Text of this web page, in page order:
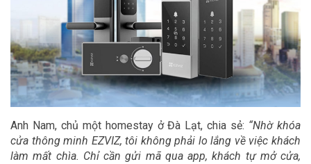
Anh Nam, chủ một homestay ở Đà Lạt, chia sẻ: “Nhờ khóa
cửa thông minh EZVIZ, tôi không phải lo lắng về việc khách
làm mất chìa. Chỉ cần gửi mã qua app, khách tự mở cửa,